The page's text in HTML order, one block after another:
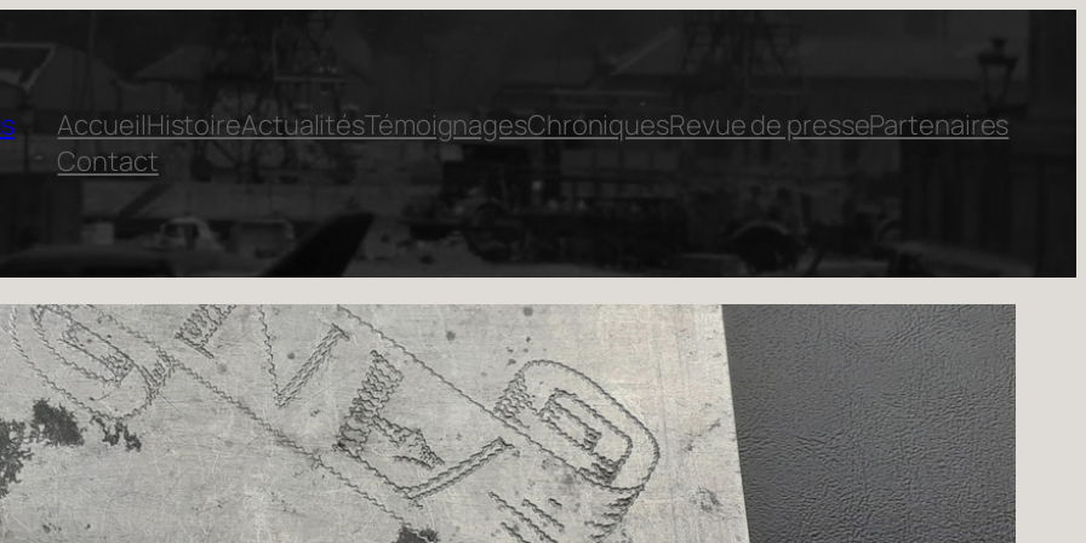
AccueilHistoireActualitésTémoignagesChroniquesRevue de pressePartenaires
Contact